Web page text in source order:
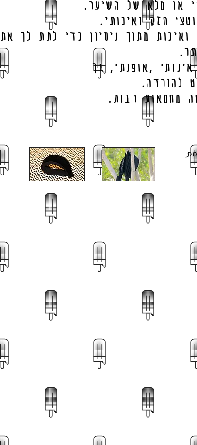
או מלא של השיער.
חזק ואיכותי.
מתוך ניסיון כדי לתת לך את
,אופנתי, רך
להורדה
מחמאות רבות